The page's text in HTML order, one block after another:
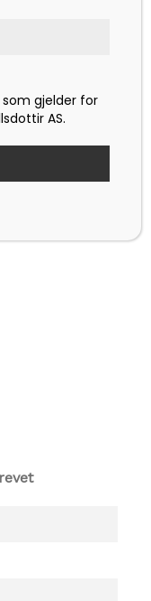
formidler
kjærlighet,
som vi
gjelder for
AS.